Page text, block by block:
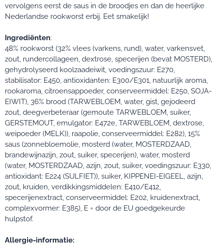
vervolgens eerst de saus in de broodjes en dan de heerlijke
Nederlandse rookworst erbij. Eet smakelijk!
Ingrediënten:
48% rookworst (32% vlees (varkens, rund), water, varkensvet,
zout, rundercollageen, dextrose, specerijen (bevat MOSTERD),
gehydrolyseerd koolzaadeiwit, voedingszuur: E270,
stabilisator: E450, antioxidanten: E300/E301, natuurlijk aroma,
rookaroma, citroensappoeder, conserveermiddel: E250, SOJA-
EIWIT), 36% brood (TARWEBLOEM, water, gist, gejodeerd
zout, deegverbeteraar (gemoute TARWEBLOEM, suiker,
GERSTEMOUT, emulgator: E472e, TARWEBLOEM, dextrose,
weipoeder (MELK)), raapolie, conserveermiddel: E282), 15%
saus (zonnebloemolie, mosterd (water, MOSTERDZAAD,
brandewijnazijn, zout, suiker, specerijen), water, mosterd
(water, MOSTERDZAAD, azijn, zout, suiker, voedingszuur: E330,
antioxidant: E224 (SULFIET)), suiker, KIPPENEI-EIGEEL, azijn,
zout, kruiden, verdikkingsmiddelen: E410/E412,
specerijenextract, conserveermiddel: E202, kruidenextract,
complexvormer: E385), E = door de EU goedgekeurde
hulpstof.
Allergie-informatie: